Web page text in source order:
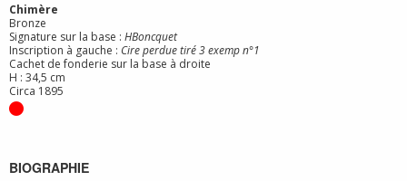
Chimère
Bronze
Signature sur la base : HBoncquet
Inscription à gauche : Cire perdue tiré 3 exemp n°1
Cachet de fonderie sur la base à droite
H : 34,5 cm
Circa 1895
BIOGRAPHIE